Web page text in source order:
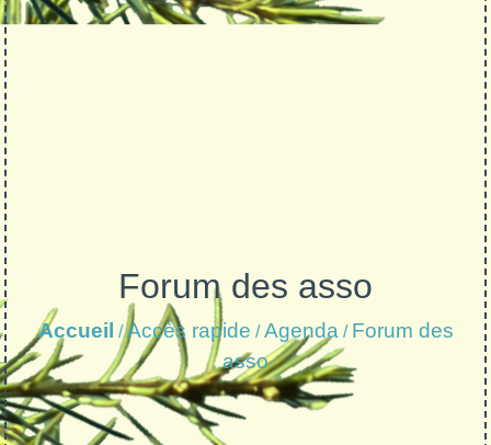
Forum des asso
Accueil /Accès rapide /Agenda / Forum des
asso